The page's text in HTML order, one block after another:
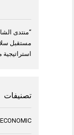
مستقبل
استراتيجية
تصنيفات
ECONOMIC